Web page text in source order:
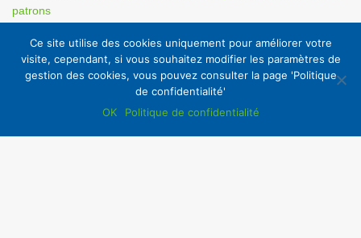
patrons
Retrouvez toutes les informations sur lesite de l’AFNOR
Ce site utilise des cookies uniquement pour améliorer votre
visite, cependant, si vous souhaitez modifier les paramètres de
gestion des cookies, vous pouvez consulter la page 'Politique
de confidentialité'
OK
Politique de confidentialité